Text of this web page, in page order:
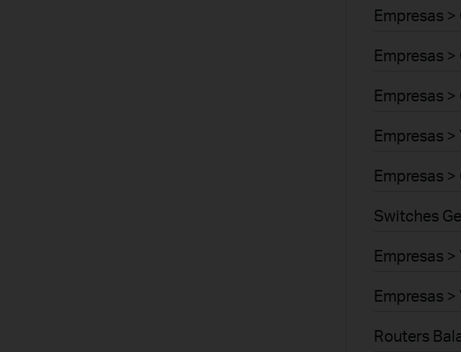
Empresas
Empresas
Empresas
Empresas
Empresas >
Switches
Empresas
Empresas >
Routers